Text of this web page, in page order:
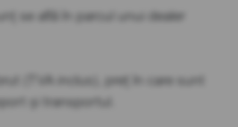
se află în parcul unui dealer
(TVA inclus), preț în care sunt
și transportul.